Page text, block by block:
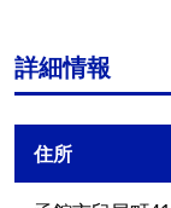
詳細情報
住所